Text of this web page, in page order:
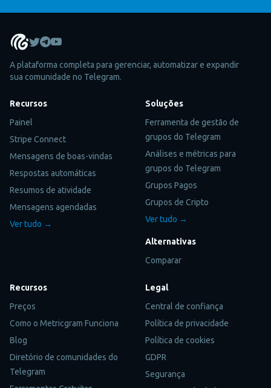
A plataforma completa para gerenciar, automatizar e expandir
sua comunidade no Telegram.
Recursos
Painel
Stripe Connect
Mensagens de boas-vindas
Respostas automáticas
Resumos de atividade
Mensagens agendadas
Ver tudo →
Soluções
Ferramenta de gestão de
grupos do Telegram
Análises e métricas para
grupos do Telegram
Grupos Pagos
Grupos de Cripto
Ver tudo →
Alternativas
Comparar
Recursos
Preços
Como o Metricgram Funciona
Blog
Diretório de comunidades do
Telegram
Legal
Central de confiança
Política de privacidade
Política de cookies
GDPR
Segurança